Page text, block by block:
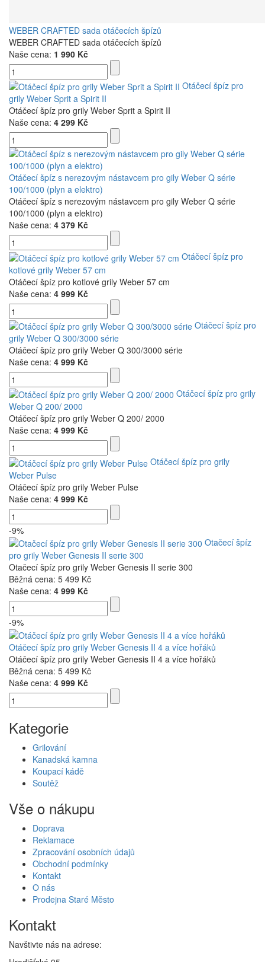
WEBER CRAFTED sada otáčecích špízů​
WEBER CRAFTED sada otáčecích špízů
Naše cena: 1 990 Kč
Otáčecí špíz pro
grily Weber Sprit a Spirit II
Otáčecí špíz pro grily Weber Sprit a Spirit II
Naše cena: 4 299 Kč
Otáčecí špíz s nerezovým nástavcem pro gily Weber Q série
100/1000 (plyn a elektro)
Otáčecí špíz s nerezovým nástavcem pro gily Weber Q série
100/1000 (plyn a elektro)
Naše cena: 4 379 Kč
Otáčecí špíz pro
kotlové grily Weber 57 cm
Otáčecí špíz pro kotlové grily Weber 57 cm
Naše cena: 4 999 Kč
Otáčecí špíz pro
grily Weber Q 300/3000 série
Otáčecí špíz pro grily Weber Q 300/3000 série
Naše cena: 4 999 Kč
Otáčecí špíz pro grily
Weber Q 200/ 2000
Otáčecí špíz pro grily Weber Q 200/ 2000
Naše cena: 4 999 Kč
Otáčecí špíz pro grily
Weber Pulse
Otáčecí špíz pro grily Weber Pulse
Naše cena: 4 999 Kč
-9%
Otačecí špíz
pro grily Weber Genesis II serie 300
Otačecí špíz pro grily Weber Genesis II serie 300
Běžná cena: 5 499 Kč
Naše cena: 4 999 Kč
-9%
Otáčecí špíz pro grily Weber Genesis II 4 a více hořáků
Otáčecí špíz pro grily Weber Genesis II 4 a více hořáků
Běžná cena: 5 499 Kč
Naše cena: 4 999 Kč
Kategorie
Grilování
Kanadská kamna
Koupací kádě
Soutěž
Vše o nákupu
Doprava
Reklamace
Zpracování osobních údajů
Obchodní podmínky
Kontakt
O nás
Prodejna Staré Město
Kontakt
Navštivte nás na adrese: